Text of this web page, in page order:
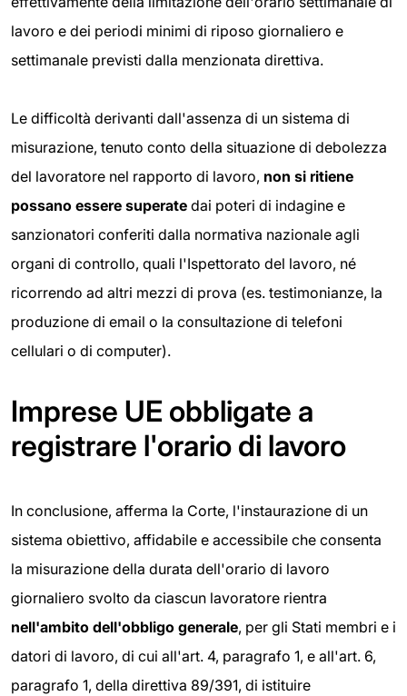
lavoro e dei periodi minimi di riposo giornaliero e
settimanale previsti dalla menzionata direttiva.
Le difficoltà derivanti dall'assenza di un sistema di
misurazione, tenuto conto della situazione di debolezza
del lavoratore nel rapporto di lavoro, non si ritiene
possano essere superate dai poteri di indagine e
sanzionatori conferiti dalla normativa nazionale agli
organi di controllo, quali l'Ispettorato del lavoro, né
ricorrendo ad altri mezzi di prova (es. testimonianze, la
produzione di email o la consultazione di telefoni
cellulari o di computer).
Imprese UE obbligate a
registrare l'orario di lavoro
In conclusione, afferma la Corte, l'instaurazione di un
sistema obiettivo, affidabile e accessibile che consenta
la misurazione della durata dell'orario di lavoro
giornaliero svolto da ciascun lavoratore rientra
nell'ambito dell'obbligo generale, per gli Stati membri e i
datori di lavoro, di cui all'art. 4, paragrafo 1, e all'art. 6,
paragrafo 1, della direttiva 89/391, di istituire